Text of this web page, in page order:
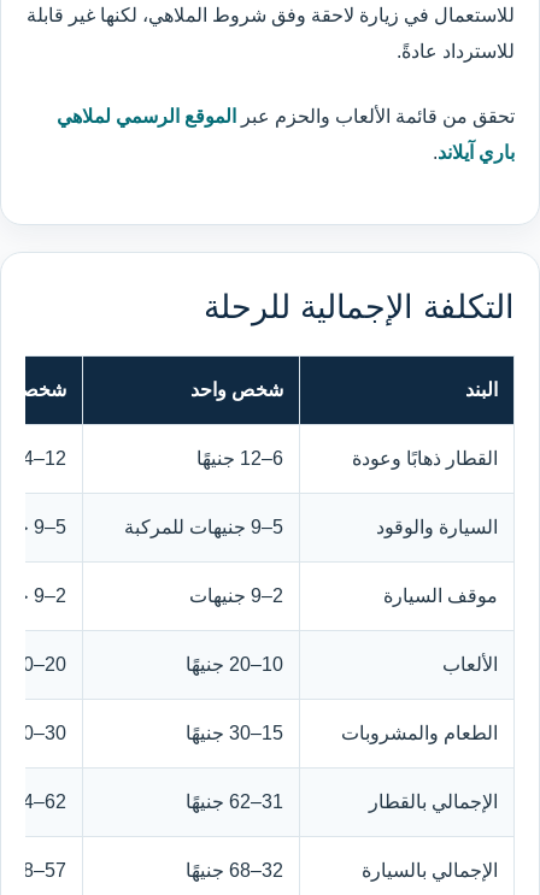
للاستعمال في زيارة لاحقة وفق شروط الملاهي، لكنها غير قابلة
للاسترداد عادةً.
تحقق من قائمة الألعاب والحزم عبر
الموقع الرسمي لملاهي
باري آيلاند.
التكلفة الإجمالية للرحلة
البند شخص واحد شخصان
القطار ذهابًا وعودة 6–12 جنيهًا 12–24 جنيهًا
السيارة والوقود 5–9 جنيهات للمركبة 5–9 جنيهات للمركبة
موقف السيارة 2–9 جنيهات 2–9 جنيهات
الألعاب 10–20 جنيهًا 20–40 جنيهًا
الطعام والمشروبات 15–30 جنيهًا 30–60 جنيهًا
الإجمالي بالقطار 31–62 جنيهًا 62–124 جنيهًا
الإجمالي بالسيارة 32–68 جنيهًا 57–118 جنيهًا